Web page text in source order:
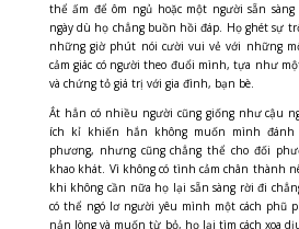
thể ấm để ôm ngủ hoặc một người sẵn
ngày dù họ chẳng buồn hồi đáp. Họ ghét sự
những giờ phút nói cười vui vẻ với những
cảm giác có người theo đuổi mình, tựa như
và chứng tỏ giá trị với gia đình, bạn bè.
Ắt hẳn có nhiều người cũng giống như cậu
ích kỉ khiến hắn không muốn mình
phương, nhưng cũng chẳng thể cho đối
khao khát. Vì không có tình cảm chân thành
khi không cần nữa họ lại sẵn sàng rời đi
có thể ngó lơ người yêu mình một cách phũ
nản lòng và muốn từ bỏ, họ lại tìm cách xoa